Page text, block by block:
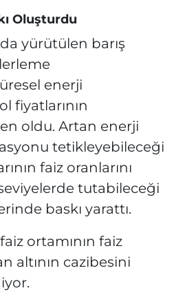
Oluşturdu
yürütülen barış
enerji
fiyatlarının
oldu. Artan enerji
tetikleyebileceği
faiz oranlarını
tutabileceği
baskı yarattı.
ortamının faiz
altının cazibesini